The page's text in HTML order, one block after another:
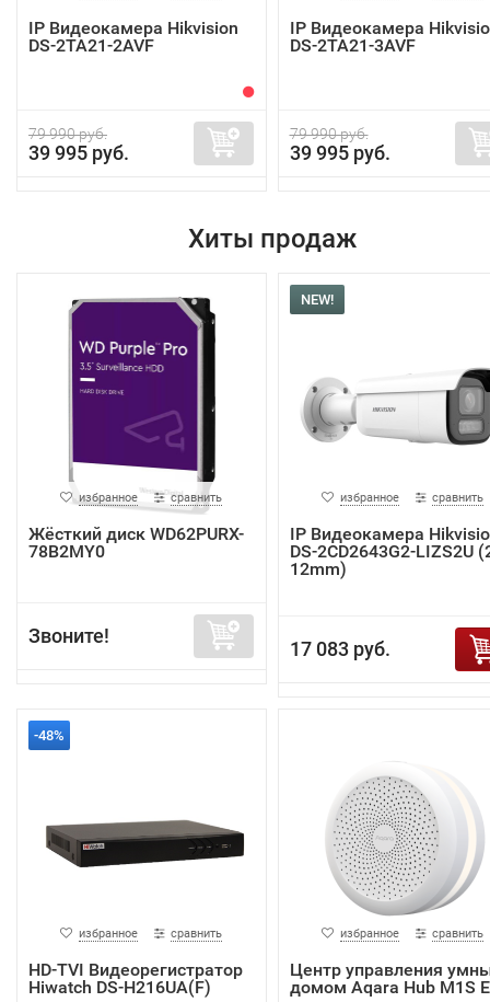
IP Видеокамера Hikvision
DS-2TA21-2AVF
79 990 руб.
39 995 руб.
IP Видеокамера
DS-2TA21-3AVF
79 990 руб.
39 995 руб.
Хиты продаж
избранное сравнить
Жёсткий диск WD62PURX-
78B2MY0
Звоните!
NEW!
избранное сравнить
IP Видеокамера
DS-2CD2643G2-LIZS2U
12mm)
17 083 руб.
-48%
избранное сравнить
HD-TVI Видеорегистратор
Hiwatch DS-H216UA(F)
избранное сравнить
Центр управления
домом Aqara Hub M1S